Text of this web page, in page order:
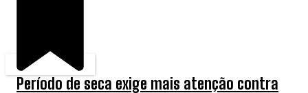
Período de seca exige mais atenção contra